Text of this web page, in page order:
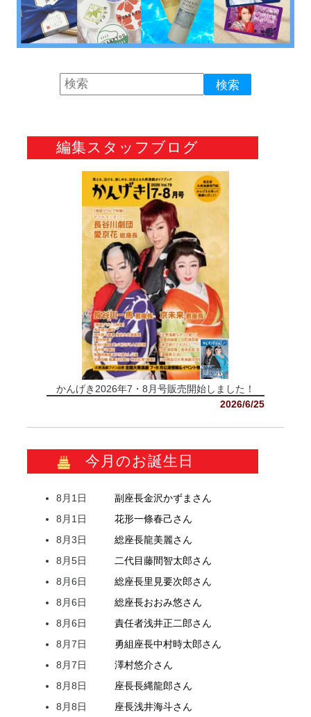
編集スタッフブログ
かんげき2026年7・8月号販売開始しました！
2026/6/25
今月のお誕生日
8月1日 副座長金沢かずま さん
8月1日
花形一條春己さん
8月3日
総座長龍美麗さん
8月5日
二代目藤間智太郎さん
8月6日
総座長里見要次郎さん
8月6日
総座長おおみ悠さん
8月6日
責任者浅井正二郎さん
8月7日
勇組座長中村時太郎さん
8月7日
澤村悠介さん
8月8日
座長長縄龍郎さん
8月8日
座長浅井海斗さん